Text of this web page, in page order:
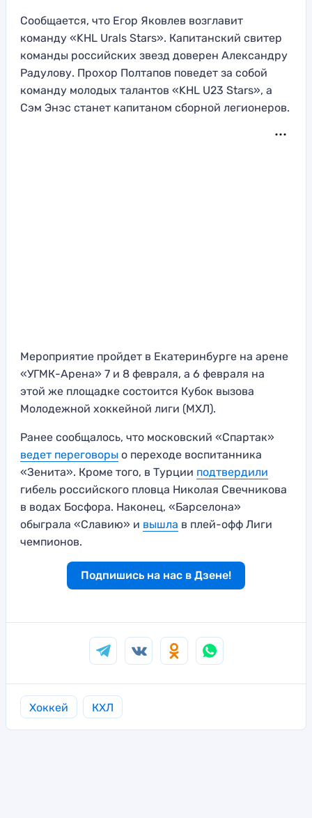
Сообщается, что Егор Яковлев возглавит
команду «KHL Urals Stars». Капитанский свитер
команды российских звезд доверен Александру
Радулову. Прохор Полтапов поведет за собой
команду молодых талантов «KHL U23 Stars», а
Сэм Энэс станет капитаном сборной легионеров.
Мероприятие пройдет в Екатеринбурге на арене
«УГМК-Арена» 7 и 8 февраля, а 6 февраля на
этой же площадке состоится Кубок вызова
Молодежной хоккейной лиги (МХЛ).
Ранее сообщалось, что московский «Спартак»
ведет переговоры о переходе воспитанника
«Зенита». Кроме того, в Турции подтвердили
гибель российского пловца Николая Свечникова
в водах Босфора. Наконец, «Барселона»
обыграла «Славию» и вышла в плей-офф Лиги
чемпионов.
Подпишись на нас в Дзене!
Хоккей КХЛ